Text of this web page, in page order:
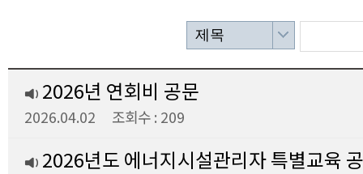
제목
2026년 연회비 공문
2026.04.02 조회수 : 209
2026년도 에너지시설관리자 특별교육